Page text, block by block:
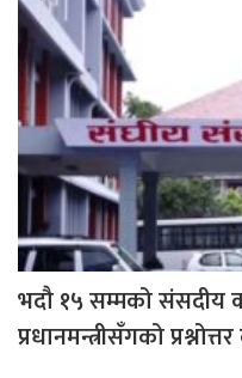
भदौ १५ सम्मको संसदीय
प्रधानमन्त्रीसँगको